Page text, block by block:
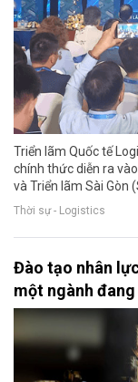
Triển lãm Quốc tế
chính thức diễn ra
và Triển lãm Sài Gòn
Thời sự - Logistics
Đào tạo nhân
một ngành